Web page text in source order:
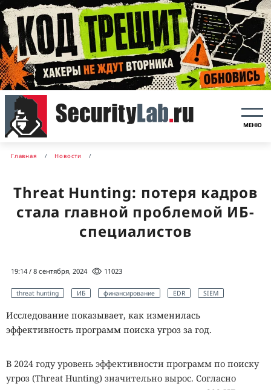
МЕНЮ
Главная Новости
Threat Hunting: потеря кадров
стала главной проблемой ИБ-
специалистов
19:14 / 8 сентября, 2024 11023
threat hunting ИБ финансирование EDR SIEM
Исследование показывает, как изменилась
эффективность программ поиска угроз за год.
В 2024 году уровень эффективности программ по поиску
угроз (Threat Hunting) значительно вырос. Согласно